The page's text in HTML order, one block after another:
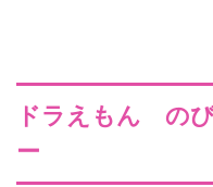
ドラえもん の
ー